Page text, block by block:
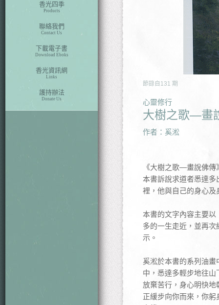
香光四季
Products
聯絡我們
Contact Us
下載電子書
Download Eboks
香光資訊網
Links
護持辦法
Donate Us
節錄自 131 期
心靈修行
大樹之歌—畫
作者：奚淞
《大樹之歌—畫說佛
本書訴說求道者悉達
裡，他與自己的身心
本書的文字內容主要
多的一生走近，並再
示。
奚淞於本書的系列油
中，悉達多輕步地往
放棄苦行，身心明快
正緩步向你而來，你